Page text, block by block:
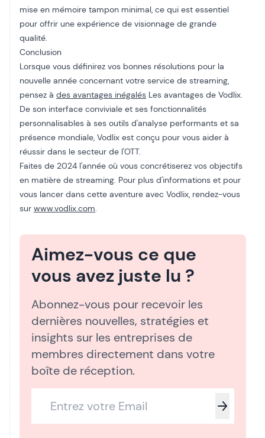
mise en mémoire tampon minimal, ce qui est essentiel
pour offrir une expérience de visionnage de grande
qualité.
Conclusion
Lorsque vous définirez vos bonnes résolutions pour la
nouvelle année concernant votre service de streaming,
pensez à des avantages inégalés Les avantages de Vodlix.
De son interface conviviale et ses fonctionnalités
personnalisables à ses outils d'analyse performants et sa
présence mondiale, Vodlix est conçu pour vous aider à
réussir dans le secteur de l'OTT.
Faites de 2024 l'année où vous concrétiserez vos objectifs
en matière de streaming. Pour plus d'informations et pour
vous lancer dans cette aventure avec Vodlix, rendez-vous
sur www.vodlix.com.
Aimez-vous ce que
vous avez juste lu ?
Abonnez-vous pour recevoir les
dernières nouvelles, stratégies et
insights sur les entreprises de
membres directement dans votre
boîte de réception.